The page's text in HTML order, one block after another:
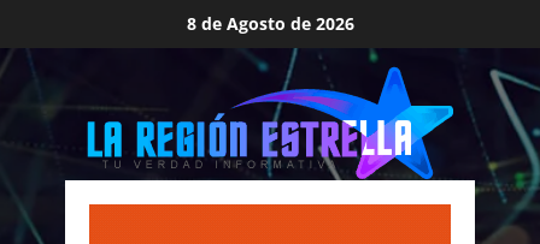
al
contenido
8 de Agosto de 2026